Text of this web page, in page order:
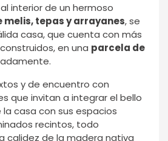
interior de un hermoso
melis, tepas y arrayanes, se
casa, que cuenta con más
en una parcela de
y de encuentro con
que invitan a integrar el bello
casa con sus espacios
recintos, todo
calidez de la madera nativa